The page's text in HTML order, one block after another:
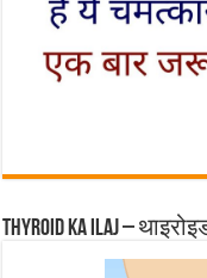
Thyroid ka ilaj –